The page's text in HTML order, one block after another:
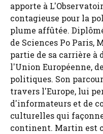
apporte à
contagieuse pour la
plume affûtée.
de Sciences Po Paris,
partie de sa carrière à
l'Union Européenne,
politiques. Son
travers l'Europe, lui
d'informateurs et de
culturelles qui
continent. Martin est